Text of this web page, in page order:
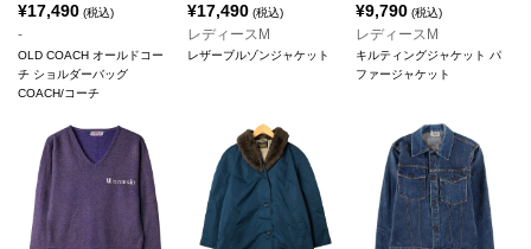
¥17,490 (税込)
-
OLD COACH オールドコー
チ ショルダーバッグ
COACH/コーチ
¥17,490(税込)
レディースM
レザーブルゾンジャケット
¥9,790 (税込)
レディースM
キルティングジャケット パ
ファージャケット